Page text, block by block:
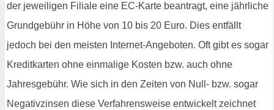
der jeweiligen Filiale eine EC-Karte beantragt, eine jährliche
Grundgebühr in Höhe von 10 bis 20 Euro. Dies entfällt
jedoch bei den meisten Internet-Angeboten. Oft gibt es sogar
Kreditkarten ohne einmalige Kosten bzw. auch ohne
Jahresgebühr. Wie sich in den Zeiten von Null- bzw. sogar
Negativzinsen diese Verfahrensweise entwickelt zeichnet